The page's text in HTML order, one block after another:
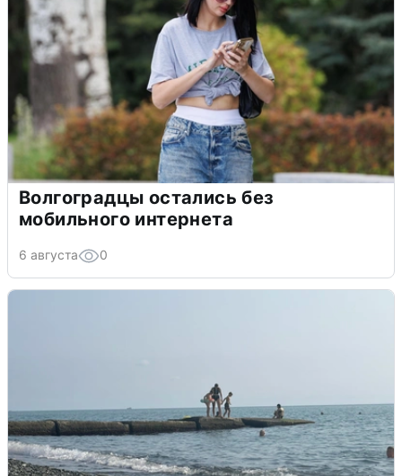
Волгоградцы остались без
мобильного интернета
6 августа 0